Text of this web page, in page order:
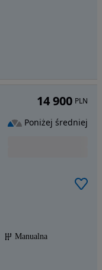
Manualna
14 900 PLN
Poniżej średniej